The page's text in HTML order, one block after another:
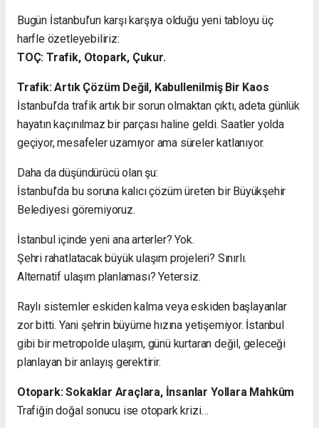
Bugün İstanbul’un karşı karşıya olduğu yeni tabloyu üç
harfle özetleyebiliriz:
TOÇ: Trafik, Otopark, Çukur.
Trafik: Artık Çözüm Değil, Kabullenilmiş Bir Kaos
İstanbul’da trafik artık bir sorun olmaktan çıktı, adeta günlük
hayatın kaçınılmaz bir parçası haline geldi. Saatler yolda
geçiyor, mesafeler uzamıyor ama süreler katlanıyor.
Daha da düşündürücü olan şu:
İstanbul’da bu soruna kalıcı çözüm üreten bir Büyükşehir
Belediyesi göremiyoruz.
İstanbul içinde yeni ana arterler? Yok.
Şehri rahatlatacak büyük ulaşım projeleri? Sınırlı.
Alternatif ulaşım planlaması? Yetersiz.
Raylı sistemler eskiden kalma veya eskiden başlayanlar
zor bitti. Yani şehrin büyüme hızına yetişemiyor. İstanbul
gibi bir metropolde ulaşım, günü kurtaran değil, geleceği
planlayan bir anlayış gerektirir.
Otopark: Sokaklar Araçlara, İnsanlar Yollara Mahkûm
Trafiğin doğal sonucu ise otopark krizi…